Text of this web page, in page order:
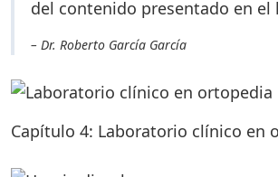
del contenido presentado en el
– Dr. Roberto García García
Capítulo 4: Laboratorio clínico en